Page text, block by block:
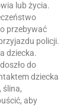
lub życia.
przebywać
policji.
dziecka.
do
dziecka
ślina,
aby